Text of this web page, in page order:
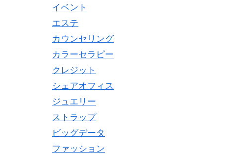
イベント
エステ
カウンセリング
カラーセラピー
クレジット
シェアオフィス
ジュエリー
ストラップ
ビッグデータ
ファッション